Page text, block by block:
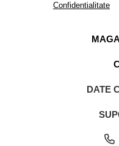
Confidentialitate
DATE